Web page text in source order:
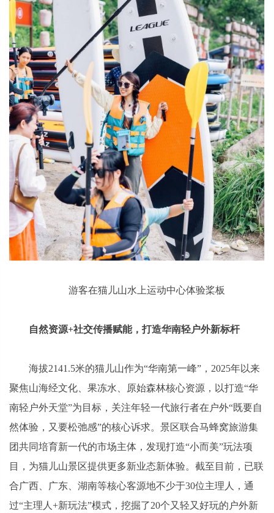
游客在猫儿山水上运动中心体验桨板
自然资源+社交传播赋能，打造华南轻户外新标杆
海拔2141.5米的猫儿山作为“华南第一峰”，2025年以来
聚焦山海经文化、果冻水、原始森林核心资源，以打造“华
南轻户外天堂”为目标，关注年轻一代旅行者在户外“既要自
然体验，又要松弛感”的核心诉求。景区联合马蜂窝旅游集
团共同培育新一代的市场主体，发现打造“小而美”玩法项
目，为猫儿山景区提供更多新业态新体验。截至目前，已联
合广西、广东、湖南等核心客源地不少于30位主理人，通
过“主理人+新玩法”模式，挖掘了20个又轻又好玩的户外新